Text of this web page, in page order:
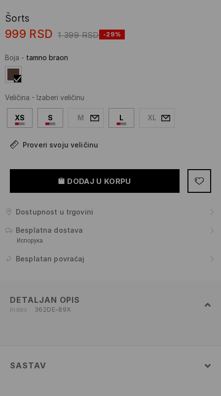
Šorts
999 RSD 1 399 RSD -29%
Boja - tamno braon
Veličina - Izaberi veličinu
XS S M L XL
Proveri svoju veličinu
DODAJ U KORPU
Dostupnost u trgovini
Besplatna dostava
Испорука
Besplatan povraćaj
DETALJAN OPIS
Index 362DE-89X
SASTAV